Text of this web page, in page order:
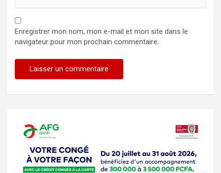
Enregistrer mon nom, mon e-mail et mon site dans le
navigateur pour mon prochain commentaire.